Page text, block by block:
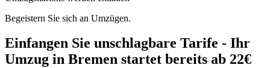
Begeistern Sie sich an Umzügen.
Einfangen Sie unschlagbare Tarife - Ihr
Umzug in Bremen startet bereits ab 22€